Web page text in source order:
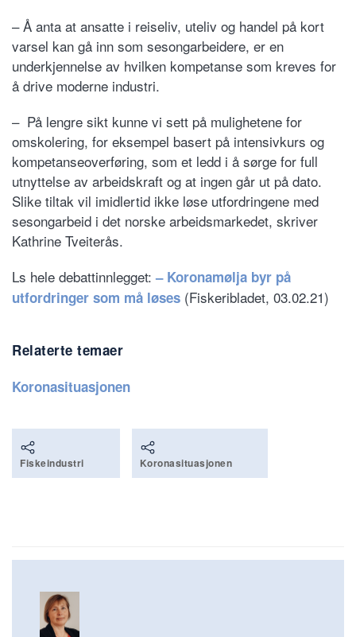
– Å anta at ansatte i reiseliv, uteliv og handel på kort
varsel kan gå inn som sesongarbeidere, er en
underkjennelse av hvilken kompetanse som kreves for
å drive moderne industri.
– På lengre sikt kunne vi sett på mulighetene for
omskolering, for eksempel basert på intensivkurs og
kompetanseoverføring, som et ledd i å sørge for full
utnyttelse av arbeidskraft og at ingen går ut på dato.
Slike tiltak vil imidlertid ikke løse utfordringene med
sesongarbeid i det norske arbeidsmarkedet, skriver
Kathrine Tveiterås.
Ls hele debattinnlegget: – Koronamølja byr på
utfordringer som må løses (Fiskeribladet, 03.02.21)
Relaterte temaer
Koronasituasjonen
Fiskeindustri Koronasituasjonen